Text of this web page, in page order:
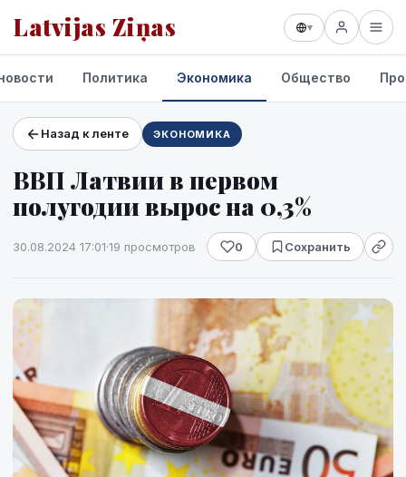
Latvijas Ziņas ▾
Проекты и сервисы
Прогноз погоды
Политика Экономика Общество
Назад к ленте ЭКОНОМИКА
ВВП Латвии в первом
полугодии вырос на 0,3%
30.08.2024 17:01·19 просмотров 0 Сохранить